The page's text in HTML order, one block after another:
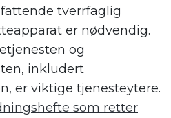
tverrfaglig
er nødvendig.
og
inkludert
er viktige tjenesteytere.
som retter